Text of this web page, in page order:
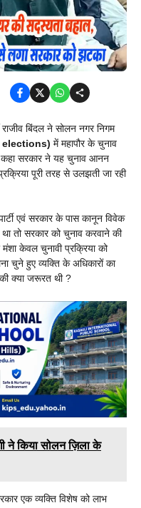
बिंदल ने सोलन नगर निगम
में महापौर के चुनाव
कहा सरकार ने यह चुनाव आनन
पूरी तरह से उलझती जा रही
एवं सरकार के पास कानून विवेक
तो सरकार को चुनाव करवाने की
केवल चुनावी प्रक्रिया को
चुने हुए व्यक्ति के अधिकारों का
क्या जरूरत थी ?
ने किया सोलन ज़िला के
एक व्यक्ति विशेष को लाभ